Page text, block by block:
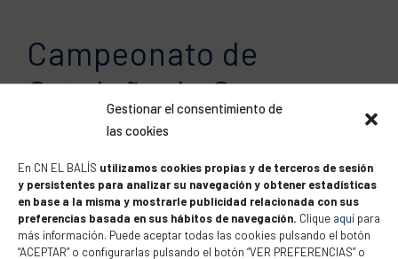
Gestionar el consentimiento de
las cookies
En CN EL BALÍS utilizamos cookies propias y de terceros de sesión
y persistentes para analizar su navegación y obtener estadísticas
en base a la misma y mostrarle publicidad relacionada con sus
preferencias basada en sus hábitos de navegación. Clique aquí para
más información. Puede aceptar todas las cookies pulsando el botón
“ACEPTAR” o configurarlas pulsando el botón “VER PREFERENCIAS” o
Campeonato de
Cataluña de Cruceros
ORC- IV Trofeo Sailing
Meeting
Este fin de semana se disfrutó en Port Ginesta de la
Sailing Meeting 2017 donde el ambiente náutico estuvo